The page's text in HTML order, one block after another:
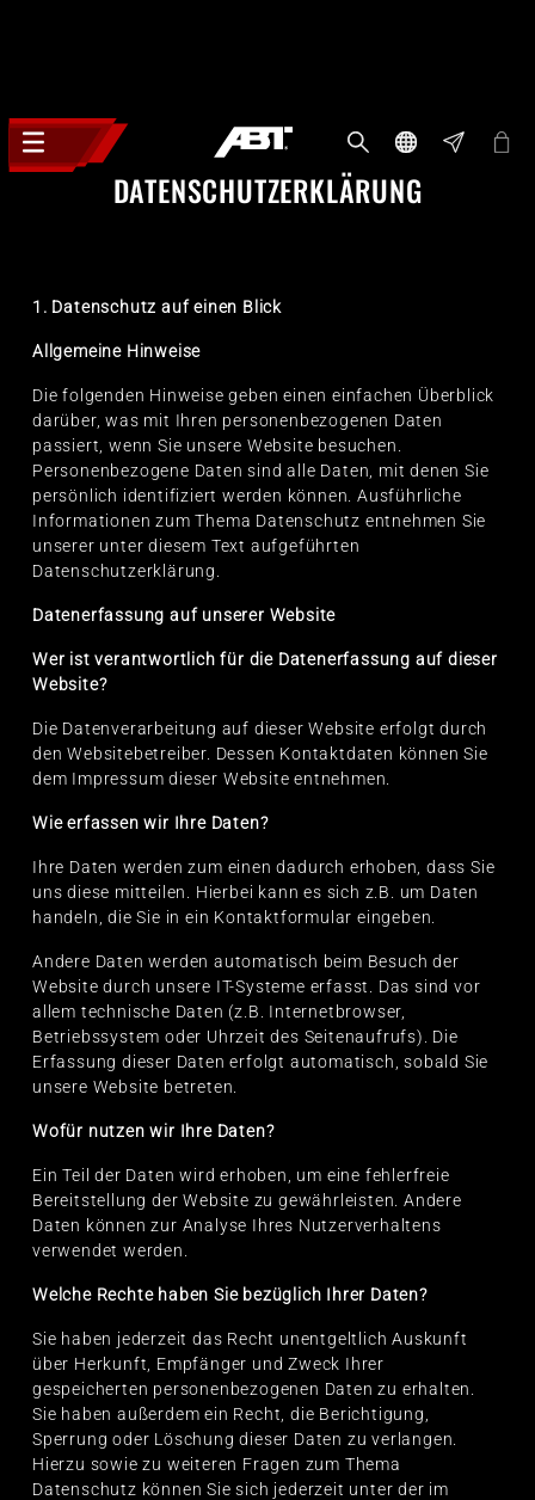
DATENSCHUTZERKLÄRUNG
1. Datenschutz auf einen Blick
Allgemeine Hinweise
Die folgenden Hinweise geben einen einfachen Überblick
darüber, was mit Ihren personenbezogenen Daten
passiert, wenn Sie unsere Website besuchen.
Personenbezogene Daten sind alle Daten, mit denen Sie
persönlich identifiziert werden können. Ausführliche
Informationen zum Thema Datenschutz entnehmen Sie
unserer unter diesem Text aufgeführten
Datenschutzerklärung.
Datenerfassung auf unserer Website
Wer ist verantwortlich für die Datenerfassung auf dieser
Website?
Die Datenverarbeitung auf dieser Website erfolgt durch
den Websitebetreiber. Dessen Kontaktdaten können Sie
dem Impressum dieser Website entnehmen.
Wie erfassen wir Ihre Daten?
Ihre Daten werden zum einen dadurch erhoben, dass Sie
uns diese mitteilen. Hierbei kann es sich z.B. um Daten
handeln, die Sie in ein Kontaktformular eingeben.
Andere Daten werden automatisch beim Besuch der
Website durch unsere IT-Systeme erfasst. Das sind vor
allem technische Daten (z.B. Internetbrowser,
Betriebssystem oder Uhrzeit des Seitenaufrufs). Die
Erfassung dieser Daten erfolgt automatisch, sobald Sie
unsere Website betreten.
Wofür nutzen wir Ihre Daten?
Ein Teil der Daten wird erhoben, um eine fehlerfreie
Bereitstellung der Website zu gewährleisten. Andere
Daten können zur Analyse Ihres Nutzerverhaltens
verwendet werden.
Welche Rechte haben Sie bezüglich Ihrer Daten?
Sie haben jederzeit das Recht unentgeltlich Auskunft
über Herkunft, Empfänger und Zweck Ihrer
gespeicherten personenbezogenen Daten zu erhalten.
Sie haben außerdem ein Recht, die Berichtigung,
Sperrung oder Löschung dieser Daten zu verlangen.
Hierzu sowie zu weiteren Fragen zum Thema
Datenschutz können Sie sich jederzeit unter der im